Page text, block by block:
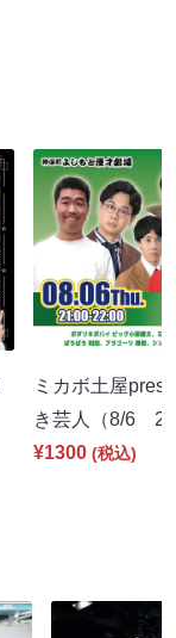
ミカボ土屋
き芸人（8/6
¥1300 (税込)